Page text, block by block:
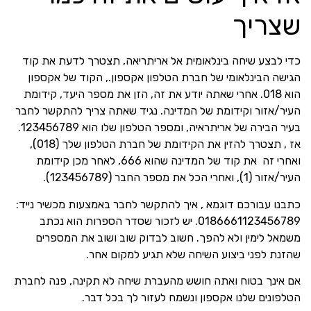
שצריך
כדי לבצע שיחה בינלאומית אל אריתריאה, תצטרך לדעת את קוד
הגישה הבינלאומי של חברת הטלפון אקספון., הקוד של אקספון
הוא 018. אחרי שאתה יודע את זה, הזן את מספר היעד, קידומת
העיר/אזור וקידומת של המדינה. נגיד שאתה צריך להתקשר לחבר
בעיר הבירה של אריתראיה, ומספר הטלפון שלו הוא 123456789.
אז , תצטרך להזין את הקידומת של חברת הטלפון שלך (018),
ואחרי זה את קוד של המדינה שהוא 666, לאחר מכן קידומת
העיר/אזור (1), ואחרי הכל את מספר החבר (123456789).
כתבנו עבורכם דוגמא , איך להתקשר לחבר באמצעות מכשיר נייד:
0186661123456789. יש לזכור שסדר הספרות הוא נכתב
משמאל לימין ולא להפך. חשוב לבדוק שוב ושוב את המספרים
שהזנת לפני ביצוע השיחה שלא תגיע למקום אחר.
אם אינך בטוח ואתה חושש מהעברת שיחה לא תקינה, פנה לחברת
הטלפונים שלנו אקספון ונשמח לעזור לך בכל דבר.